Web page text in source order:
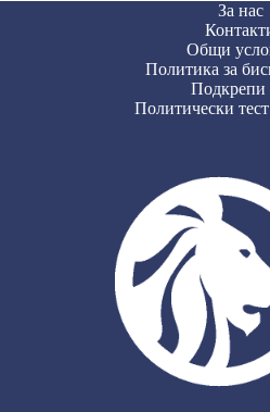
За нас
Общи
Политика за
Подкрепи
Политически